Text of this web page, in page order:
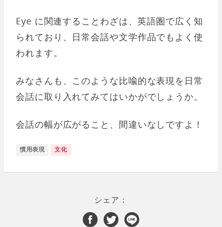
Eye に関連することわざは、英語圏で広く知
られており、日常会話や文学作品でもよく使
われます。
みなさんも、このような比喩的な表現を日常
会話に取り入れてみてはいかがでしょうか。
会話の幅が広がること、間違いなしですよ！
慣用表現 文化
シェア：